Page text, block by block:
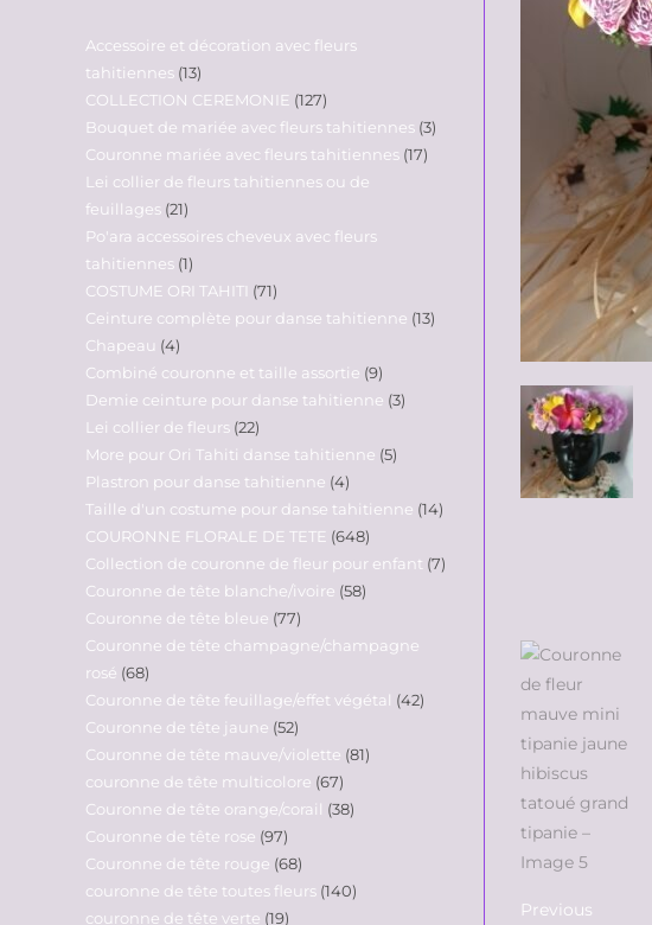
Previous
Accessoire et décoration avec fleurs
tahitiennes 13
COLLECTION CEREMONIE 127
Bouquet de mariée avec fleurs tahitiennes 3
Couronne mariée avec fleurs tahitiennes 17
Lei collier de fleurs tahitiennes ou de
feuillages 21
Po'ara accessoires cheveux avec fleurs
tahitiennes 1
COSTUME ORI TAHITI
71
Ceinture complète pour danse tahitienne 13
Chapeau 4
Combiné couronne et taille assortie 9
Demie ceinture pour danse tahitienne 3
Lei collier de fleurs 22
More pour Ori Tahiti danse tahitienne 5
Plastron pour danse tahitienne 4
Taille d'un costume pour danse tahitienne 14
COURONNE FLORALE DE TETE 648
Collection de couronne de fleur pour enfant 7
Couronne de tête blanche/ivoire 58
Couronne de tête bleue 77
Couronne de tête champagne/champagne
rosé 68
Couronne de tête feuillage/effet végétal 42
Couronne de tête jaune 52
Couronne de tête mauve/violette 81
couronne de tête multicolore 67
Couronne de tête orange/corail 38
Couronne de tête rose 97
Couronne de tête rouge 68
couronne de tête toutes fleurs 140
couronne de tête verte 19